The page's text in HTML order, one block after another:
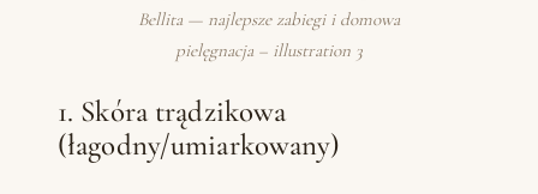
Bellita — najlepsze zabiegi i domowa
pielęgnacja – illustration 3
1. Skóra trądzikowa
(łagodny/umiarkowany)